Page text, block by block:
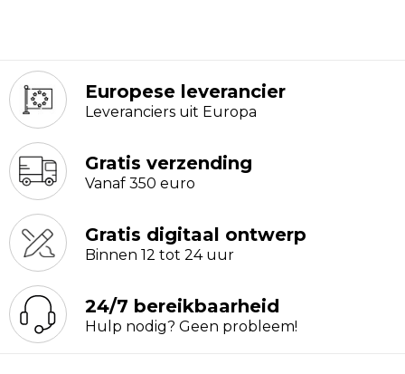
Europese leverancier
Leveranciers uit Europa
Gratis verzending
Vanaf 350 euro
Gratis digitaal ontwerp
Binnen 12 tot 24 uur
24/7 bereikbaarheid
Hulp nodig? Geen probleem!